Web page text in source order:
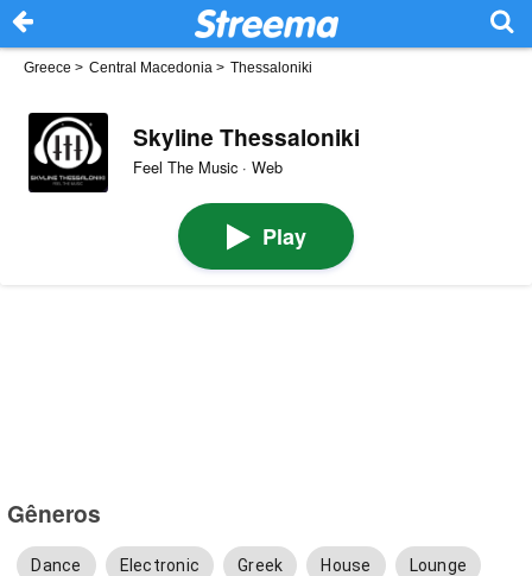
Greece > Central Macedonia > Thessaloniki
Skyline Thessaloniki
Feel The Music · Web
Play
Gêneros
Dance Electronic Greek House Lounge